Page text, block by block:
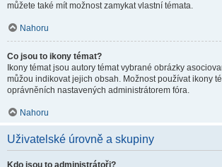
můžete také mít možnost zamykat vlastní témata.
Nahoru
Co jsou to ikony témat?
Ikony témat jsou autory témat vybrané obrázky
můžou indikovat jejich obsah. Možnost používat ikony
oprávněních nastavených administrátorem fóra.
Nahoru
Uživatelské úrovně a skupiny
Kdo jsou to administrátoři?